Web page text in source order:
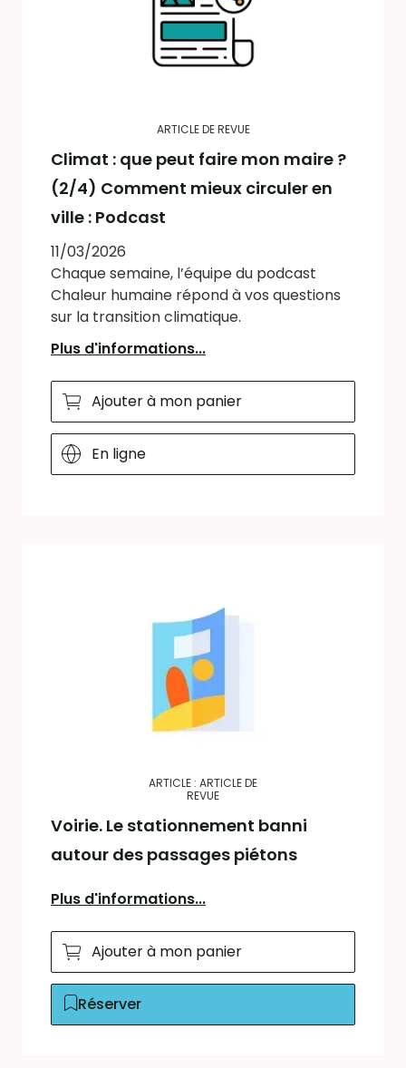
ARTICLE DE REVUE
Climat : que peut faire mon maire ?
(2/4) Comment mieux circuler en
ville : Podcast
11/03/2026
Chaque semaine, l’équipe du podcast
Chaleur humaine répond à vos questions
sur la transition climatique.
Plus d'informations...
Ajouter à mon panier
En ligne
ARTICLE : ARTICLE DE
REVUE
Voirie. Le stationnement banni
autour des passages piétons
Plus d'informations...
Ajouter à mon panier
Réserver